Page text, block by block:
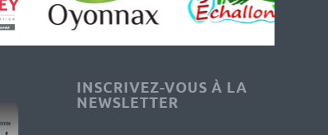
INSCRIVEZ-VOUS À LA
NEWSLETTER